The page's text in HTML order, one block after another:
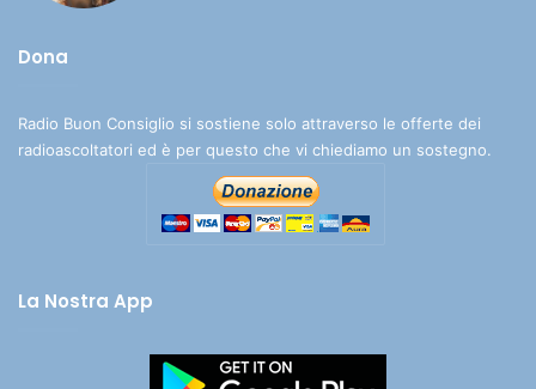
Dona
Radio Buon Consiglio si sostiene solo attraverso le offerte dei
radioascoltatori ed è per questo che vi chiediamo un sostegno.
La Nostra App